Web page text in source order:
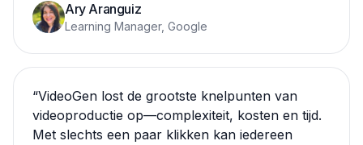
Ary Aranguiz
Learning Manager, Google
“VideoGen lost de grootste knelpunten van
videoproductie op—complexiteit, kosten en tijd.
Met slechts een paar klikken kan iedereen